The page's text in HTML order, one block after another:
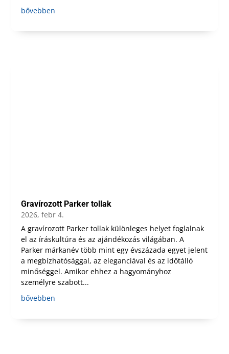
bővebben
Gravírozott Parker tollak
2026, febr 4.
A gravírozott Parker tollak különleges helyet foglalnak
el az íráskultúra és az ajándékozás világában. A
Parker márkanév több mint egy évszázada egyet jelent
a megbízhatósággal, az eleganciával és az időtálló
minőséggel. Amikor ehhez a hagyományhoz
személyre szabott...
bővebben